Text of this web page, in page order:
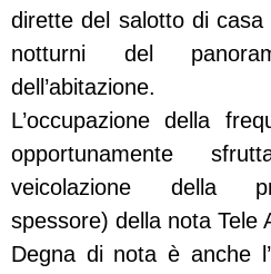
dirette del salotto di
notturni del
dell’abitazione.
L’occupazione della
opportunamente
veicolazione della
spessore) della nota Tele
Degna di nota è anche